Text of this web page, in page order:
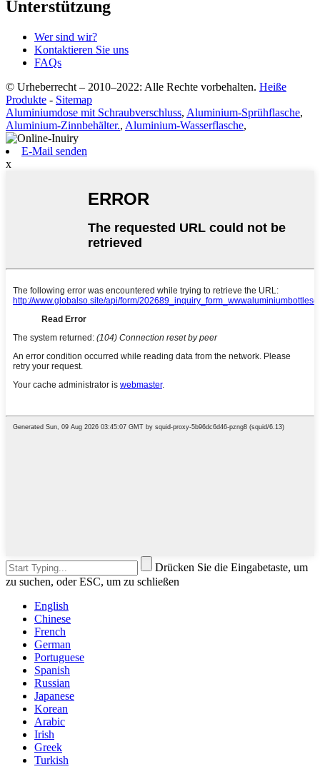
Unterstützung
Wer sind wir?
Kontaktieren Sie uns
FAQs
© Urheberrecht – 2010–2022: Alle Rechte vorbehalten. Heiße
Produkte - Sitemap
Aluminiumdose mit Schraubverschluss, Aluminium-Sprühflasche,
Aluminium-Zinnbehälter., Aluminium-Wasserflasche,
E-Mail senden
x
Drücken Sie die Eingabetaste, um
zu suchen, oder ESC, um zu schließen
English
Chinese
French
German
Portuguese
Spanish
Russian
Japanese
Korean
Arabic
Irish
Greek
Turkish